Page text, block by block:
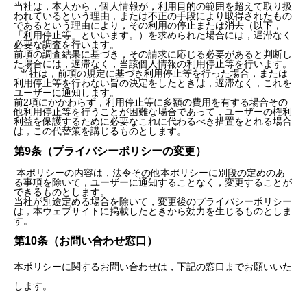
当社は，本人から，個人情報が，利用目的の範囲を超えて取り扱
われているという理由，または不正の手段により取得されたもの
であるという理由により，その利用の停止または消去（以下，
「利用停止等」といいます。）を求められた場合には，遅滞なく
必要な調査を行います。
前項の調査結果に基づき，その請求に応じる必要があると判断し
た場合には，遅滞なく，当該個人情報の利用停止等を行います。
当社は，前項の規定に基づき利用停止等を行った場合，または
利用停止等を行わない旨の決定をしたときは，遅滞なく，これを
ユーザーに通知します。
前2項にかかわらず，利用停止等に多額の費用を有する場合その
他利用停止等を行うことが困難な場合であって，ユーザーの権利
利益を保護するために必要なこれに代わるべき措置をとれる場合
は，この代替策を講じるものとします。
第9条（プライバシーポリシーの変更）
本ポリシーの内容は，法令その他本ポリシーに別段の定めのあ
る事項を除いて，ユーザーに通知することなく，変更することが
できるものとします。
当社が別途定める場合を除いて，変更後のプライバシーポリシー
は，本ウェブサイトに掲載したときから効力を生じるものとしま
す。
第10条（お問い合わせ窓口）
本ポリシーに関するお問い合わせは，下記の窓口までお願いいた
します。